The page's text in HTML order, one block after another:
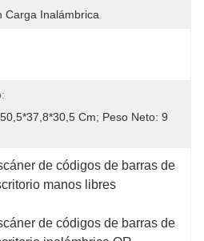
Carga Inalámbrica
Cm; Peso Neto: 9
de códigos de barras de
manos libres
de códigos de barras de